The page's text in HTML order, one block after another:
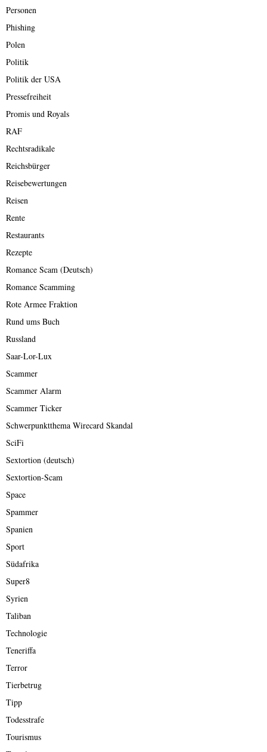
Personen
Phishing
Polen
Politik
Politik der USA
Pressefreiheit
Promis und Royals
RAF
Rechtsradikale
Reichsbürger
Reisebewertungen
Reisen
Rente
Restaurants
Rezepte
Romance Scam (Deutsch)
Romance Scamming
Rote Armee Fraktion
Rund ums Buch
Russland
Saar-Lor-Lux
Scammer
Scammer Alarm
Scammer Ticker
Schwerpunktthema Wirecard Skandal
SciFi
Sextortion (deutsch)
Sextortion-Scam
Space
Spammer
Spanien
Sport
Südafrika
Super8
Syrien
Taliban
Technologie
Teneriffa
Terror
Tierbetrug
Tipp
Todesstrafe
Tourismus